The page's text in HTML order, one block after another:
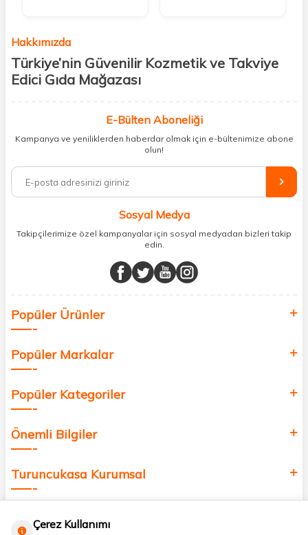
Hakkımızda
Türkiye’nin Güvenilir Kozmetik ve Takviye
Edici Gıda Mağazası
kişisel bakım hem de takviye edici gıda ürünlerini sizlerle
buluşturuyoruz. Artık mağaza mağaza dolaşmanıza gerek yok;
ihtiyacınız olan her şeyi tek bir çatı altında topluyor ve kapınıza kadar
%100 orijinal kozmetik ve sağlık ürünleriyle güzelliğinizi tamamlayabilir,
vücudunuzu desteklemek için güvenilir takviye edici gıdalara
minerallere kadar binlerce ürünü uygun fiyat ve hızlı kargo avantajıyla
sunuyoruz.
buluşturuyor ve online alışveriş deneyiminizi en iyi hale getiriyoruz.
Sağlık, güzellik ve iyi yaşam için aradığınız her şey burada!
değer katmak için bize katılın!
E-Bülten Aboneliği
Kampanya ve yeniliklerden haberdar olmak için e-bültenimize abone
olun!
Sosyal Medya
Takipçilerimize özel kampanyalar için sosyal medyadan bizleri takip
edin.
Popüler Ürünler
Popüler Markalar
Popüler Kategoriler
Önemli Bilgiler
Turuncukasa Kurumsal
Çerez Kullanımı